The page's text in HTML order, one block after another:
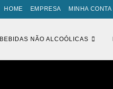
HOME EMPRESA MINHA CONTA
BEBIDAS NÃO ALCOÓLICAS